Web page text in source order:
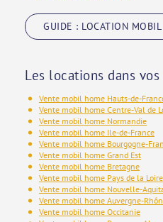
GUIDE : LOCATION
Les locations dans
Vente mobil home Hauts-de-
Vente mobil home Centre-Val de
Vente mobil home Normandie
Vente mobil home Ile-de-France
Vente mobil home Bourgogne-
Vente mobil home Grand Est
Vente mobil home Bretagne
Vente mobil home Pays de la Loire
Vente mobil home Nouvelle-
Vente mobil home Auvergne-
Vente mobil home Occitanie